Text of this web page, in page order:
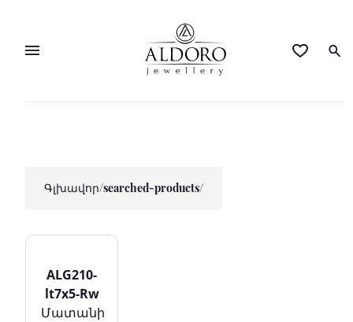
Գլխավոր/searched-products/
ALG210-
lt7x5-Rw
Մատանի